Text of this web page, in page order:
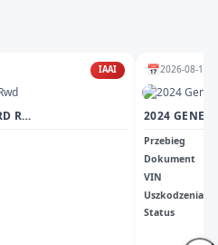
IAAI
2024 GENESIS GV60 STANDARD RWD
📅2026-08-13
Przebieg
Dokument
VIN
Uszkodzenia
Status